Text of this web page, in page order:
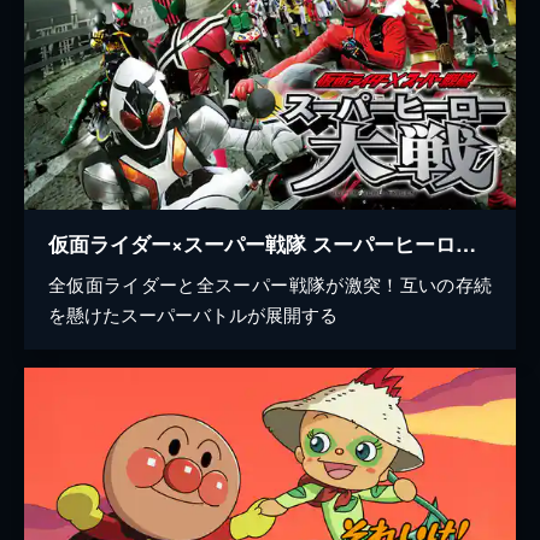
仮面ライダー×スーパー戦隊 スーパーヒーロー大戦
全仮面ライダーと全スーパー戦隊が激突！互いの存続
を懸けたスーパーバトルが展開する